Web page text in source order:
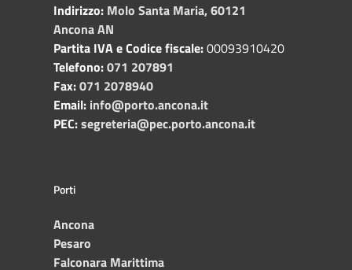
Indirizzo: Molo Santa Maria, 60121
Ancona AN
Partita IVA e Codice fiscale:00093910420
Telefono:071 207891
Fax:071 2078940
Email: info@porto.ancona.it
PEC:segreteria@pec.porto.ancona.it
Porti
Ancona
Pesaro
Falconara Marittima